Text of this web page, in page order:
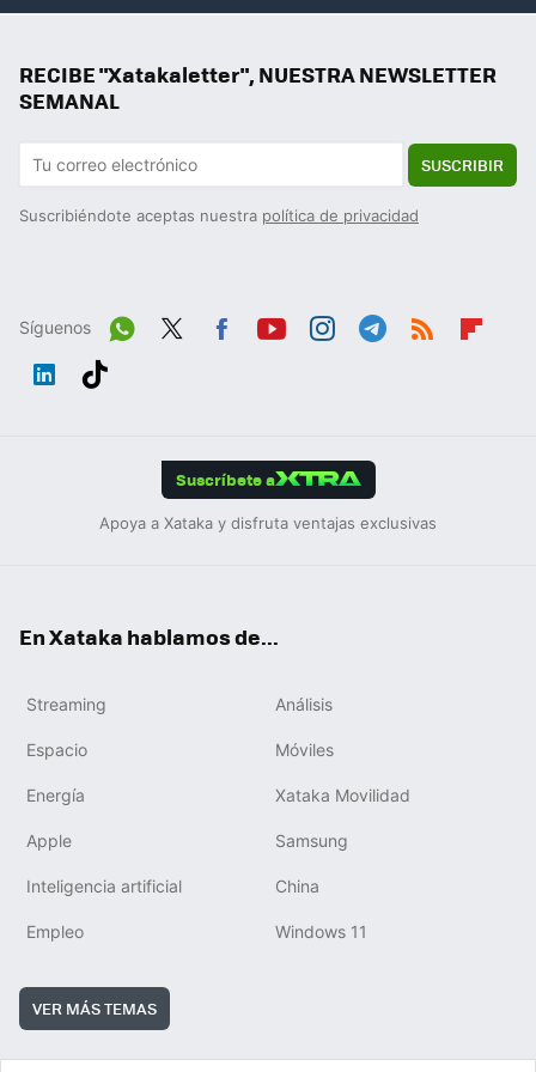
RECIBE "Xatakaletter", NUESTRA NEWSLETTER
SEMANAL
SUSCRIBIR
Suscribiéndote aceptas nuestra política de privacidad
Síguenos
Wh
Suscríbete a
Apoya a Xataka y disfruta ventajas exclusivas
En Xataka hablamos de...
Streaming Análisis
Espacio Móviles
Energía Xataka Movilidad
Apple Samsung
Inteligencia artificial China
Empleo Windows 11
VER MÁS TEMAS